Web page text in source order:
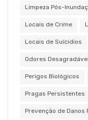
Limpeza Pós-
Locais de Crime
Locais de Suícidios
Odores
Perigos Biológicos
Pragas Persistentes
Prevenção de Danos